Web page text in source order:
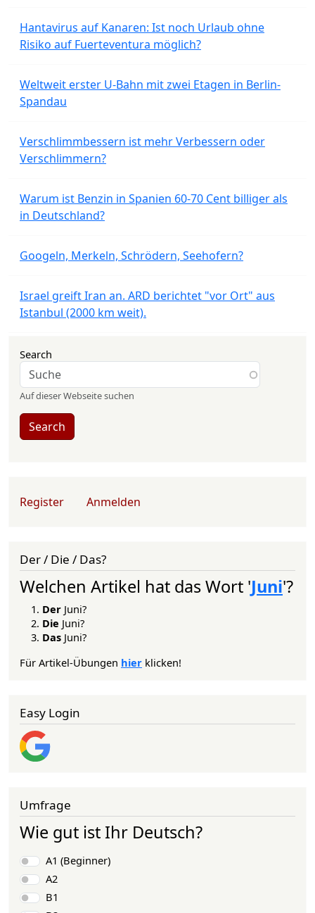
Hantavirus auf Kanaren: Ist noch Urlaub ohne
Risiko auf Fuerteventura möglich?
Weltweit erster U-Bahn mit zwei Etagen in Berlin-
Spandau
Verschlimmbessern ist mehr Verbessern oder
Verschlimmern?
Warum ist Benzin in Spanien 60-70 Cent billiger als
in Deutschland?
Googeln, Merkeln, Schrödern, Seehofern?
Israel greift Iran an. ARD berichtet "vor Ort" aus
Istanbul (2000 km weit).
Search
Auf dieser Webseite suchen
Search
User account menu
Register Anmelden
Der / Die / Das?
Welchen Artikel hat das Wort 'Juni'?
Der Juni?
Die Juni?
Das Juni?
Für Artikel-Übungen hier klicken!
Easy Login
Umfrage
Wie gut ist Ihr Deutsch?
Auswahlmöglichkeiten
A1 (Beginner)
A2
B1